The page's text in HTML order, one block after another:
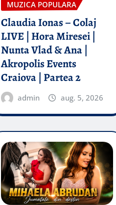
MUZICA POPULARA
Claudia Ionas – Colaj
LIVE | Hora Miresei |
Nunta Vlad & Ana |
Akropolis Events
Craiova | Partea 2
admin aug. 5, 2026